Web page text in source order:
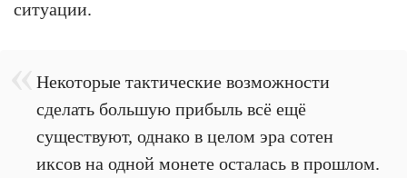
ситуации.
Некоторые тактические возможности
сделать большую прибыль всё ещё
существуют, однако в целом эра сотен
иксов на одной монете осталась в прошлом.